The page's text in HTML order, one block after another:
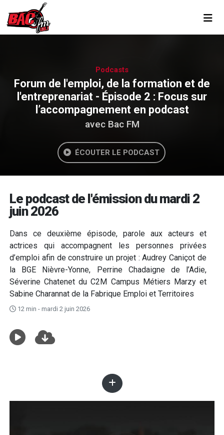
Podcasts
Forum de l'emploi, de la formation et de
l'entreprenariat - Épisode 2 : Focus sur
l’accompagnement en podcast
avec Bac FM
ÉCOUTER LE PODCAST
Le podcast de l'émission du mardi 2
juin 2026
Dans ce deuxième épisode, parole aux acteurs et
actrices qui accompagnent les personnes privées
d’emploi afin de construire un projet : Audrey Caniçot de
la BGE Nièvre-Yonne, Perrine Chadaigne de l’Adie,
Séverine Chatenet du C2M Campus Métiers Marzy et
Sabine Charannat de la Fabrique Emploi et Territoires
12 min - mardi 2 juin 2026